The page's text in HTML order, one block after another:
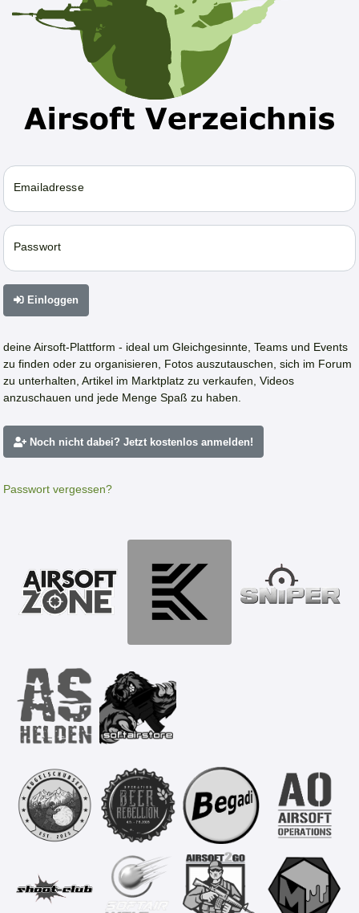
Emailadresse
Passwort
Einloggen
deine Airsoft-Plattform - ideal um Gleichgesinnte, Teams und Events
zu finden oder zu organisieren, Fotos auszutauschen, sich im Forum
zu unterhalten, Artikel im Marktplatz zu verkaufen, Videos
anzuschauen und jede Menge Spaß zu haben.
Noch nicht dabei? Jetzt kostenlos anmelden!
Passwort vergessen?